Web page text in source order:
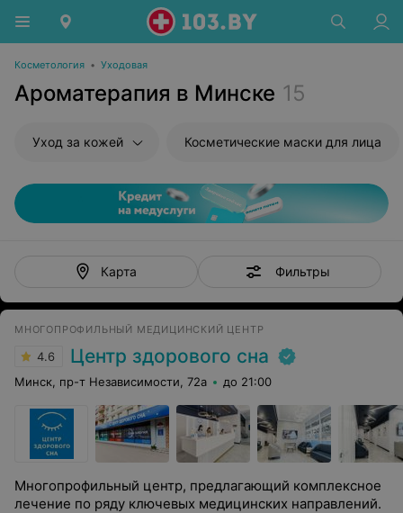
Косметология • Уходовая
Ароматерапия в Минске 15
Уход за кожей Косметические маски для лица
Карта Фильтры
МНОГОПРОФИЛЬНЫЙ МЕДИЦИНСКИЙ ЦЕНТР
4.6 Центр здорового сна
Минск, пр-т Независимости, 72а до 21:00
Многопрофильный центр, предлагающий комплексное
лечение по ряду ключевых медицинских направлений.